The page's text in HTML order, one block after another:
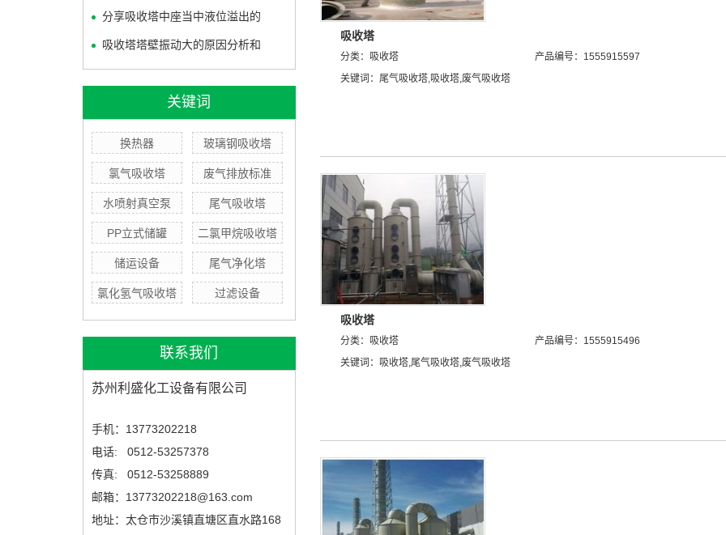
分享吸收塔中座当中液位溢出的
吸收塔塔壁振动大的原因分析和
关键词
换热器 玻璃钢吸收塔
氯气吸收塔 废气排放标准
水喷射真空泵 尾气吸收塔
PP立式储罐 二氯甲烷吸收塔
储运设备 尾气净化塔
氯化氢气吸收塔 过滤设备
联系我们
苏州利盛化工设备有限公司
手机：13773202218
电话: 0512-53257378
传真: 0512-53258889
邮箱：13773202218@163.com
地址：太仓市沙溪镇直塘区直水路168
吸收塔
分类： 吸收塔 产品编号：1555915597
关键词： 尾气吸收塔,吸收塔,废气吸收塔
吸收塔
分类： 吸收塔 产品编号：1555915496
关键词：
吸收塔,尾气吸收塔,废气吸收塔